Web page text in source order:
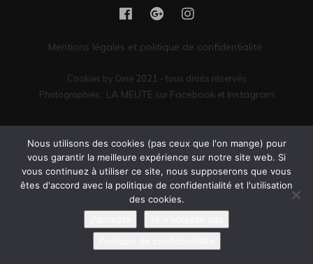
Mentions légales et politique de confidentialité
Cookies by Dine 2021 - tous droits réservés
Photographies : LA MEUTE sur Facebook et Instagram
Vous êtes encore là ? Il serait peut-être temps de passer commande.
Nous utilisons des cookies (pas ceux que l'on mange) pour
vous garantir la meilleure expérience sur notre site web. Si
vous continuez à utiliser ce site, nous supposerons que vous
êtes d'accord avec la politique de confidentialité et l'utilisation
des cookies.